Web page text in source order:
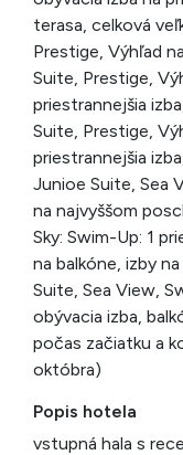
terasa, celková
Prestige, Výhľad
Suite, Prestige,
priestrannejšia
Suite, Prestige,
priestrannejšia
Junioe Suite, Sea
na najvyššom
Sky: Swim-Up: 1
na balkóne, izby
Suite, Sea View,
obývacia izba,
počas začiatku a
októbra)
Popis hotela
vstupná hala s